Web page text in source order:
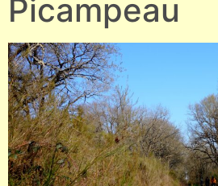
Picampeau